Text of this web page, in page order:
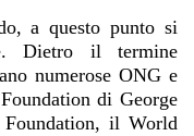
a questo punto si
Dietro il termine
numerose ONG e
di George
il World